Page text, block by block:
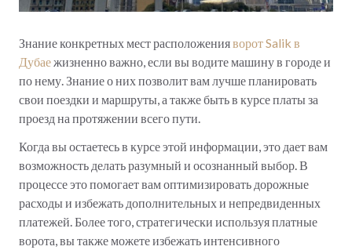
Знание конкретных мест расположенияворот Salik в
Дубаежизненно важно, если вы водите машину в городе и
по нему. Знание о них позволит вам лучше планировать
свои поездки и маршруты, а также быть в курсе платы за
проезд на протяжении всего пути.
Когда вы остаетесь в курсе этой информации, это дает вам
возможность делать разумный и осознанный выбор. В
процессе это помогает вам оптимизировать дорожные
расходы и избежать дополнительных и непредвиденных
платежей. Более того, стратегически используя платные
ворота, вы также можете избежать интенсивного